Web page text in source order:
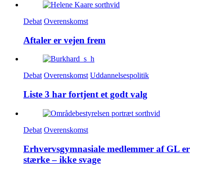
Debat Overenskomst
Aftaler er vejen frem
Debat Overenskomst Uddannelsespolitik
Liste 3 har fortjent et godt valg
Debat Overenskomst
Erhvervsgymnasiale medlemmer af GL er
stærke – ikke svage